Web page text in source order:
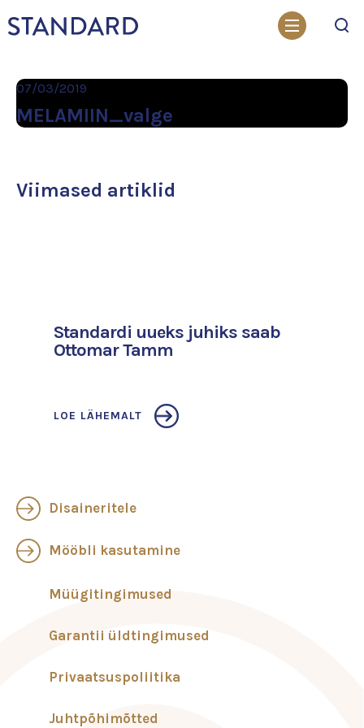
07/03/2019
MELAMIIN_valge
Viimased artiklid
Standardi uueks juhiks saab
Ottomar Tamm
LOE LÄHEMALT
Disaineritele
Mööbli kasutamine
Müügitingimused
Garantii üldtingimused
Privaatsuspoliitika
Juhtpõhimõtted